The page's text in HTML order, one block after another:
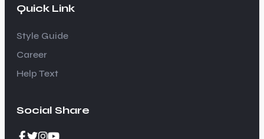
Quick Link
Style Guide
Career
Help Text
Social Share